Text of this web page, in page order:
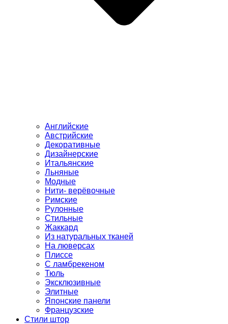
Английские
Австрийские
Декоративные
Дизайнерские
Итальянские
Льняные
Модные
Нити- верёвочные
Римские
Рулонные
Стильные
Жаккард
Из натуральных тканей
На люверсах
Плиссе
С ламбрекеном
Тюль
Эксклюзивные
Элитные
Японские панели
Французские
Стили штор